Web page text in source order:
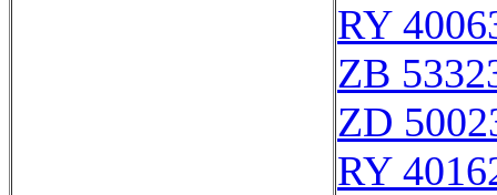
RY
ZB
ZD
RY